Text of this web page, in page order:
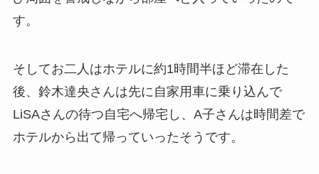
す。
そしてお二人はホテルに約1時間半ほど滞在した
後、鈴木達央さんは先に自家用車に乗り込んで
LiSAさんの待つ自宅へ帰宅し、A子さんは時間差で
ホテルから出て帰っていったそうです。